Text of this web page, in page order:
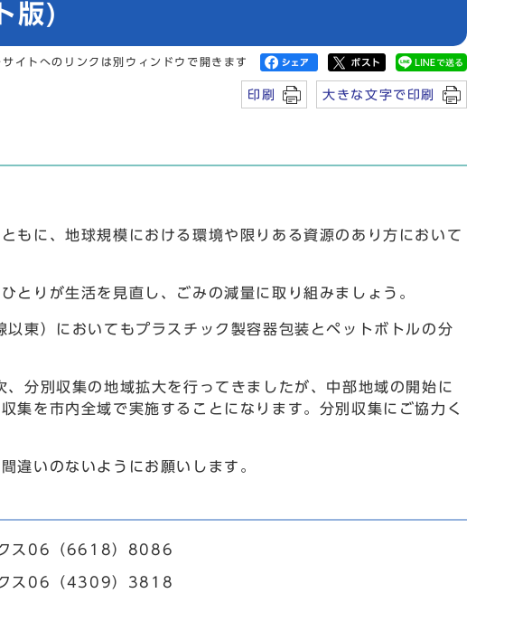
版)
サイトへのリンクは別ウィンドウで開きます
印刷 大きな文字で印刷
もに、地球規模における環境や限りある資源のあり方において
りが生活を見直し、ごみの減量に取り組みましょう。
東）においてもプラスチック製容器包装とペットボトルの分
分別収集の地域拡大を行ってきましたが、中部地域の開始に
集を市内全域で実施することになります。分別収集にご協力く
違いのないようにお願いします。
ス06（6618）8086
ス06（4309）3818